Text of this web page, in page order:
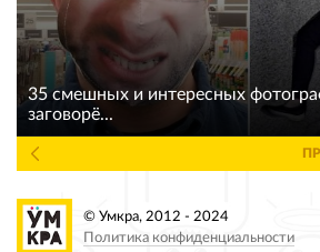
35 смешных и интересных
заговорё...
© Умкра, 2012 - 2024
Политика конфиденциальности